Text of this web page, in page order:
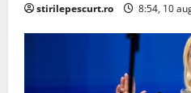
stirilepescurt.ro 8:54, 10